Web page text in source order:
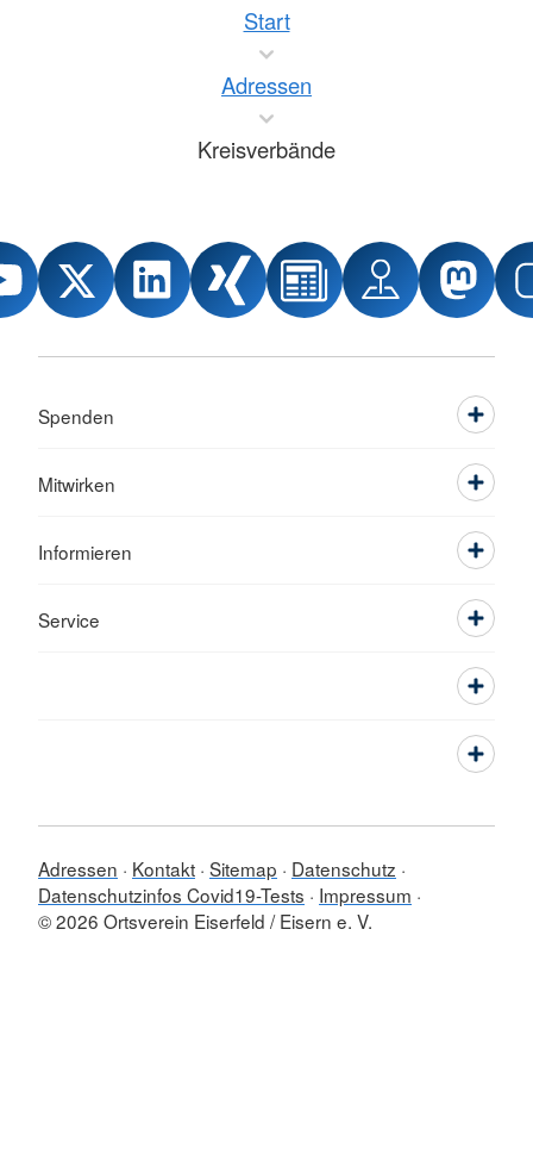
Start
Adressen
Kreisverbände
Spenden
Mitwirken
Informieren
Service
Adressen Kontakt Sitemap
Datenschutz
Datenschutzinfos Covid19-Tests
Impressum
© 2026 Ortsverein Eiserfeld / Eisern e. V.